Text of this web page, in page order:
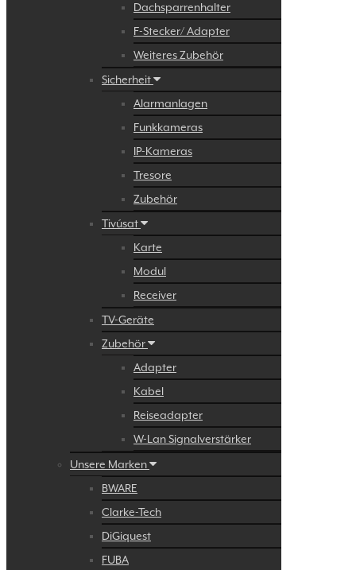
Dachsparrenhalter
F-Stecker/ Adapter
Weiteres Zubehör
Sicherheit
Alarmanlagen
Funkkameras
IP-Kameras
Tresore
Zubehör
Tivúsat
Karte
Modul
Receiver
TV-Geräte
Zubehör
Adapter
Kabel
Reiseadapter
W-Lan Signalverstärker
Unsere Marken
BWARE
Clarke-Tech
DiGiquest
FUBA